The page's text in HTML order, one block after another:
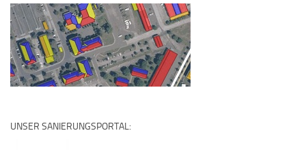
UNSER SANIERUNGSPORTAL: